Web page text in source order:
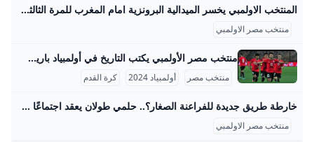
المنتخب الاولمبي يخسر الميدالية البرونزية امام المغرب للمرة الثالثة في تاريخه - محتوى بلس في 8 أغسطس 2024، حقق منتخب المغرب الميدالية البرونزية لكرة القدم بعد الفوز على منتخب مصر بنتيجة 6-0 في مباراة تحديد المركز الثالث. أُقيمت المباراة على ملعب لا Byسهر محمودUpdated on
منتخب مصر الاولمبي
منتخب مصر الأولمبي يكتب التاريخ في أولمبياد باريس 2024 منتخب مصر الأولمبي لكرة القدم يعد من أعرق المنتخبات في تاريخ كرة القدم الأولمبية خارج أوروبا، حيث بدأ مشواره في أولمبياد 1920 بأنتويرب، بلجيكا، وكان ذلك أول ظهور رسمي للفراعنة خسر فيه الفريق أمام إيطاليا 2-1. بعد ذلك، حقق المنتخب المصري تقدمًا ملحوظًا في نسخة باريس 1924 حيث وصل إلى ربع النهائي لأول مرة، بعد فوزه على المجر 3-0، مما شكّل بداية قوية في بطولات الأولمبياد. في أولمبياد أمستردام 1928 كان المنتخب المصري واحدًا من أبرز الفرق حيث حقق المركز الرابع بعد فوزه على تركيا 7-1 والبرتغال 2-1، لكنه خسر في نصف النهائي أمام الأرجنتين 6-0، ومن ثم مُني بهزيمة ثقيلة أمام إيطاليا 11-3 في مباراة تحديد المركز الثالث.
منتخب مصر أولمبياد 2024 كرة القدم
خارطة طريق جديدة للفراعنة الصغار؟.. حلمي طولان يعقد اجتماعًا مصيريًا مع الجهاز الفني لمنتخب مصر الأولمبي – جريدة مانشيت عقد الجهاز الفني لمنتخب مصر تحت 23 سنة اجتماعًا اليوم برئاسة حلمي طولان، لمناقشة كافة الترتيبات الفنية والإدارية والطبية الخاصة بالمعسكر المقبل. يأتي هذا اقرأ أيضًا:رقم تاريخي.. محمد صلاح أول لاعب في البريميرليج يسجل 10 أهداف بالجولة الافتتاحية مباريات ودية حاسمة أمام تونس وتوقيتات المعسكر من المقرر أن يقام المعسكر التدريبي خلال فترة الأجندة الدولية، التي تمتد من الأول وحتى التاسع من شهر سبتمبر المقبل. ويتخلل هذا المعسكر مباراتان وديتان قويتان أمام منتخب تونس الشقيق، حيث ستقام المواجهتان يومي السادس والتاسع من سبتمبر، وذلك على أرضية استاد هيئة قناة السويس.
منتخب مصر الاولمبي